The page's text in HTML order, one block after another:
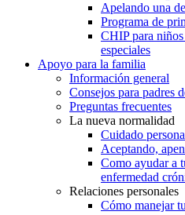
Apelando una
Programa de
CHIP para
especiales
Apoyo para la familia
Información general
Consejos para padres
Preguntas frecuentes
La nueva normalidad
Cuidado
Aceptando,
Como ayudar a
enfermedad
Relaciones personales
Cómo manejar